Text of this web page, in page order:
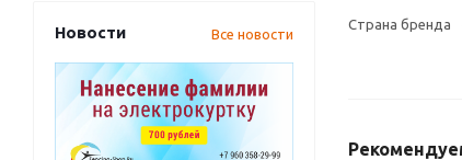
Страна бренда
Новости Все новости